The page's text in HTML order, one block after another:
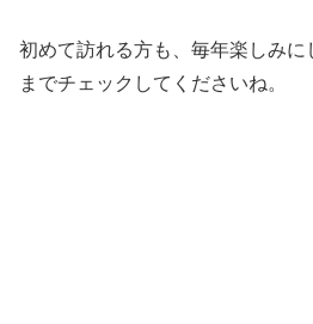
初めて訪れる方も、毎年楽しみ
までチェックしてくださいね。